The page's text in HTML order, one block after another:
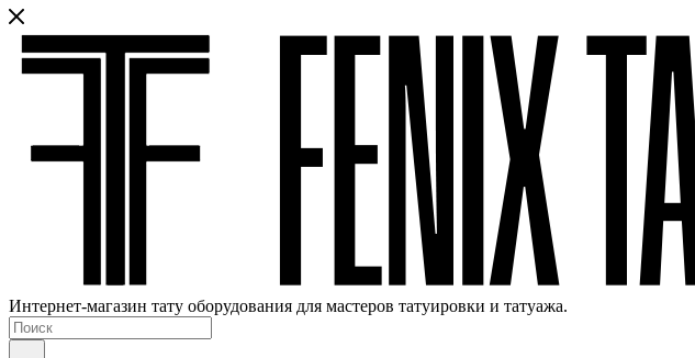
Интернет-магазин тату оборудования для мастеров татуировки и татуажа.